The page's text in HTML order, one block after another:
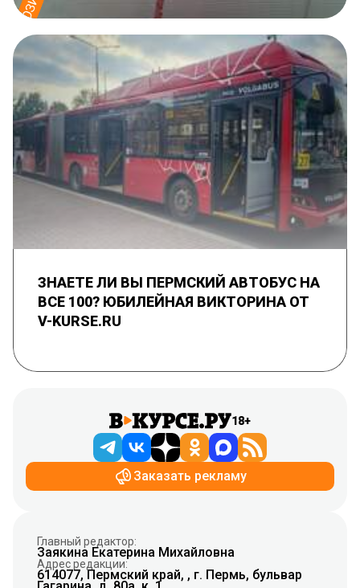
ЗНАЕТЕ ЛИ ВЫ ПЕРМСКИЙ АВТОБУС НА
ВСЕ 100? ЮБИЛЕЙНАЯ ВИКТОРИНА ОТ
V-KURSE.RU
18+
Заказать рекламу
Главный редактор:
Заякина Екатерина Михайловна
Адрес редакции:
614077, Пермский край, , г. Пермь, бульвар